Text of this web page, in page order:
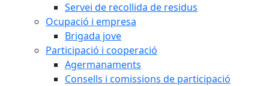
Servei de recollida de residus
Ocupació i empresa
Brigada jove
Participació i cooperació
Agermanaments
Consells i comissions de participació